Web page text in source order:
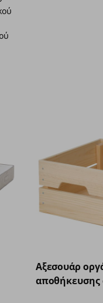
Aξεσουάρ
αποθήκευσης